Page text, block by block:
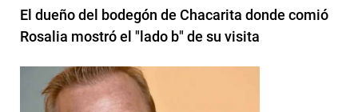
El dueño del bodegón de Chacarita donde comió
Rosalia mostró el "lado b" de su visita